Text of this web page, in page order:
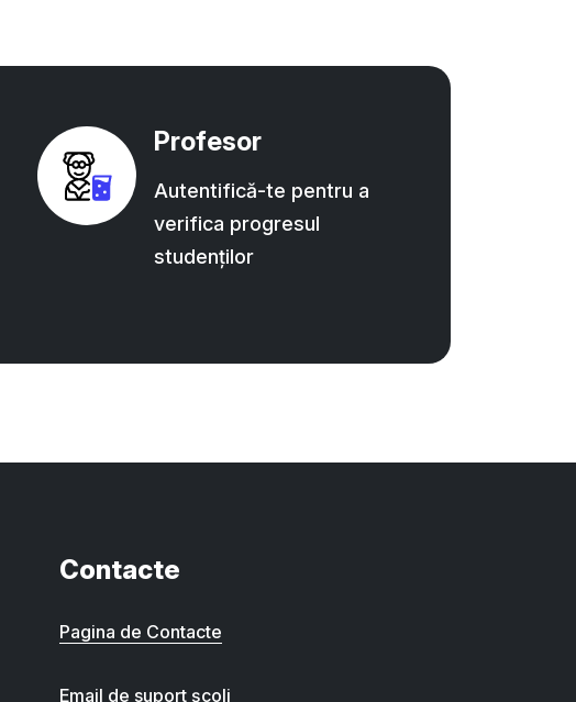
Profesor
Autentifică-te pentru a
verifica progresul
studenților
Contacte
Pagina de Contacte
Email de suport școli